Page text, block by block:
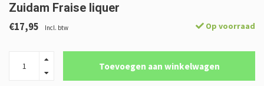
Zuidam Fraise liquer
€17,95 Incl. btw Op voorraad
Toevoegen aan winkelwagen